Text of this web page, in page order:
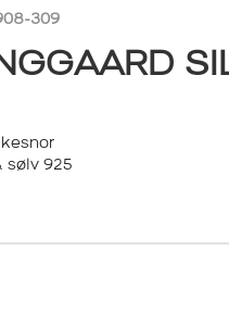
309
sølv 925